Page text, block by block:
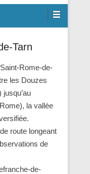
Tarn
Rome-de-
les Douzes
la vallée
route longeant
de
de-